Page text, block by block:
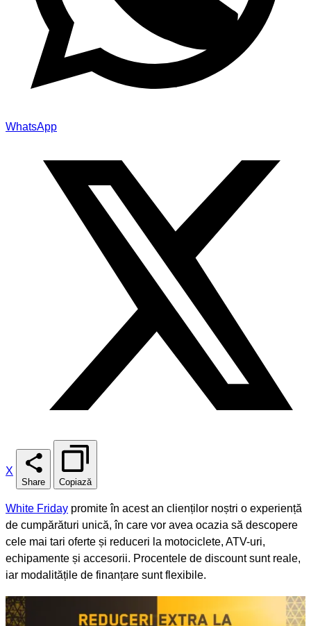
WhatsApp
X
Share Copiază
White Friday promite în acest an clienților noștri o experiență
de cumpărături unică, în care vor avea ocazia să descopere
cele mai tari oferte și reduceri la motociclete, ATV-uri,
echipamente și accesorii. Procentele de discount sunt reale,
iar modalitățile de finanțare sunt flexibile.